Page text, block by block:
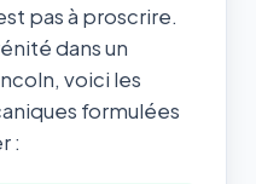
pas à proscrire.
dans un
voici les
formulées
: